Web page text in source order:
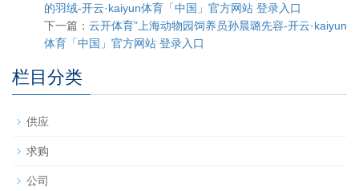
的羽绒-开云·kaiyun体育「中国」官方网站 登录入口
下一篇： 云开体育”上海动物园饲养员孙晨璐先容-开云·kaiyun
体育「中国」官方网站 登录入口
栏目分类
供应
求购
公司